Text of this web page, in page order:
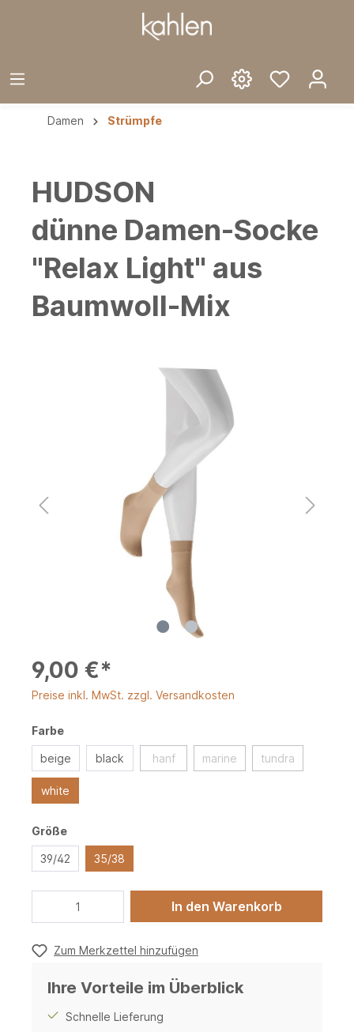
Damen Strümpfe
HUDSON
dünne Damen-Socke
"Relax Light" aus
Baumwoll-Mix
9,00 €*
Preise inkl. MwSt. zzgl. Versandkosten
Farbe
beige black hanf marine tundra
white
Größe
39/42 35/38
In den Warenkorb
Zum Merkzettel hinzufügen
Ihre Vorteile im Überblick
Schnelle Lieferung